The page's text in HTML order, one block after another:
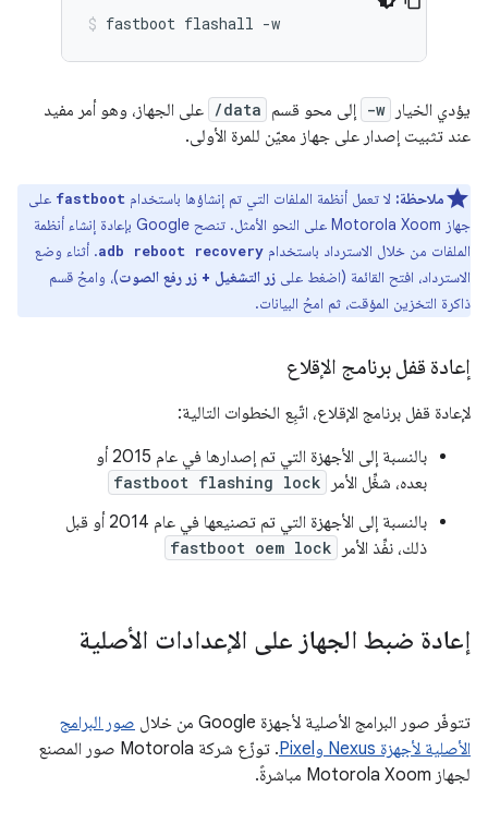
fastboot flashall -w
يؤدي الخيار -w إلى محو قسم /data على الجهاز، وهو أمر مفيد
عند تثبيت إصدار على جهاز معيّن للمرة الأولى.
ملاحظة: لا تعمل أنظمة الملفات التي تم إنشاؤها باستخدام fastboot على
جهاز Motorola Xoom على النحو الأمثل. تنصح Google بإعادة إنشاء أنظمة
الملفات من خلال الاسترداد باستخدام adb reboot recovery. أثناء وضع
الاسترداد، افتح القائمة (اضغط على زر التشغيل + زر رفع الصوت)، وامحُ قسم
ذاكرة التخزين المؤقت، ثم امحُ البيانات.
إعادة قفل برنامج الإقلاع
لإعادة قفل برنامج الإقلاع، اتّبِع الخطوات التالية:
بالنسبة إلى الأجهزة التي تم إصدارها في عام 2015 أو
بعده، شغِّل الأمر
fastboot flashing lock
بالنسبة إلى الأجهزة التي تم تصنيعها في عام 2014 أو قبل
ذلك، نفِّذ الأمر
fastboot oem lock
إعادة ضبط الجهاز على الإعدادات الأصلية
تتوفّر صور البرامج الأصلية لأجهزة Google من خلال
صور البرامج
الأصلية لأجهزة Nexus وPixel
. توزّع شركة Motorola صور المصنع
لجهاز Motorola Xoom مباشرةً.